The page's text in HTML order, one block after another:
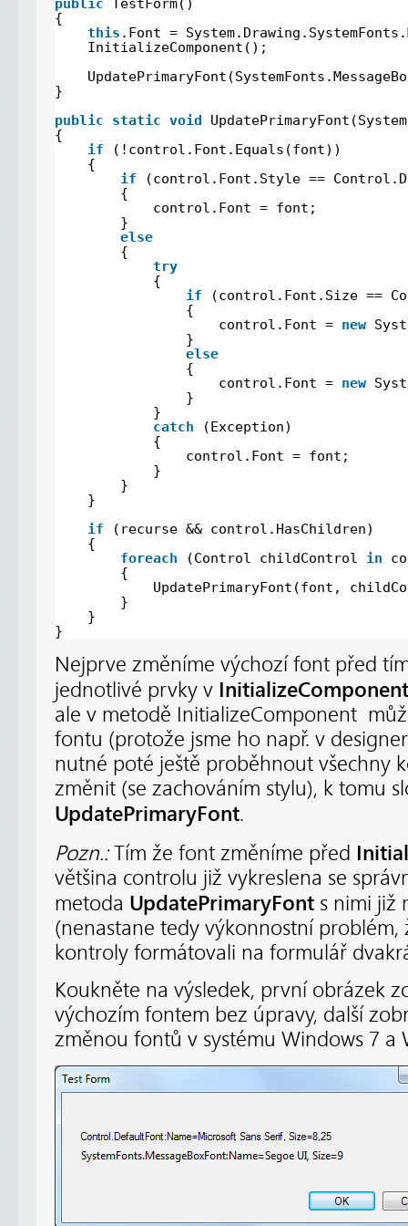
public
TestForm()
{
this .Font =
InitializeComponent();
}
public
static void
{
if
(!control.Font.Equals(font))
{
if
(control.Font.Style ==
{
control.Font = font;
}
else
{
try
{
if
(control.Font.Size ==
{
control.Font = new
}
else
{
control.Font = new
}
}
catch
(Exception)
{
control.Font = font;
}
}
}
if
(recurse && control.HasChildren)
{
foreach
(Control childControl in
{
UpdatePrimaryFont(font,
}
}
}
Nejprve změníme výchozí font před
jednotlivé prvky v InitializeComponent
ale v metodě InitializeComponent
fontu (protože jsme ho např. v
nutné poté ještě proběhnout všechny
změnit (se zachováním stylu), k tomu
UpdatePrimaryFont.
Pozn.:Tím že font změníme před
většina controlu již vykreslena se
metoda UpdatePrimaryFont s nimi již
(nenastane tedy výkonnostní problém,
kontroly formátovali na formulář
Koukněte na výsledek, první obrázek
výchozím fontem bez úpravy, další
změnou fontů v systému Windows 7 a